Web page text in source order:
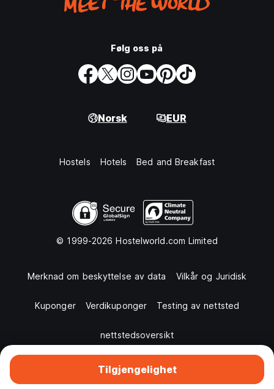
Tilgjengelighet
Følg oss på
Norsk EUR
Hostels Hotels Bed and Breakfast
© 1999-2026 Hostelworld.com Limited
Merknad om beskyttelse av data Vilkår og Juridisk
Kuponger Verdikuponger Testing av nettsted
nettstedsoversikt